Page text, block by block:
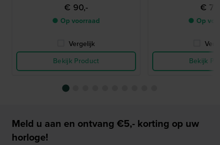
€ 90,-
● Op voorraad
Vergelijk
Bekijk Product
€
● Op
Bekijk
Meld u aan en ontvang €5,- korting op uw
horloge!